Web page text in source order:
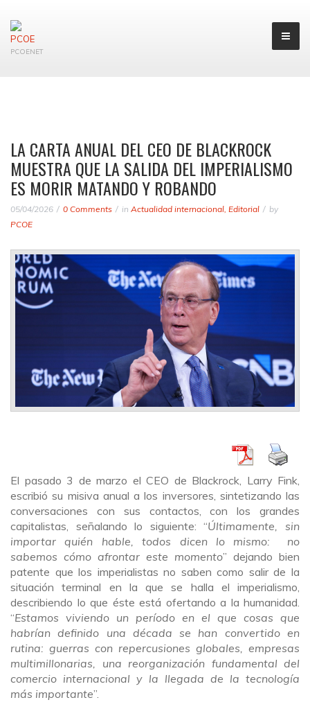
PCOENET
LA CARTA ANUAL DEL CEO DE BLACKROCK
MUESTRA QUE LA SALIDA DEL IMPERIALISMO
ES MORIR MATANDO Y ROBANDO
05/04/2026 0 Comments in Actualidad internacional, Editorial
by
PCOE
El pasado 3 de marzo el CEO de Blackrock, Larry Fink,
escribió su misiva anual a los inversores, sintetizando las
conversaciones con sus contactos, con los grandes
capitalistas, señalando lo siguiente: “Últimamente, sin
importar quién hable, todos dicen lo mismo:
no
sabemos cómo afrontar este momento” dejando bien
patente que los imperialistas no saben como salir de la
situación terminal en la que se halla el imperialismo,
describiendo lo que éste está ofertando a la humanidad.
“Estamos viviendo un período en el que cosas que
habrían definido una década se han convertido en
rutina: guerras con repercusiones globales, empresas
multimillonarias, una reorganización fundamental del
comercio internacional y la llegada de la tecnología
más importante”.